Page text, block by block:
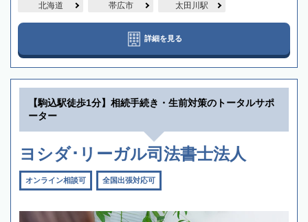
北海道 帯広市 太田川駅
詳細を見る
【駒込駅徒歩1分】相続手続き・生前対策のトータルサポ
ーター
ヨシダ･リーガル司法書士法人
オンライン相談可 全国出張対応可